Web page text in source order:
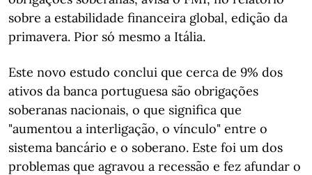
sobre a estabilidade financeira global, edição da
primavera. Pior só mesmo a Itália.
Este novo estudo conclui que cerca de 9% dos
ativos da banca portuguesa são obrigações
soberanas nacionais, o que significa que
"aumentou a interligação, o vínculo" entre o
sistema bancário e o soberano. Este foi um dos
problemas que agravou a recessão e fez afundar o